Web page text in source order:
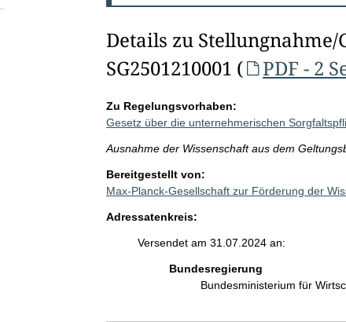
Details zu Stellungnahme/
SG2501210001 (
PDF - 2
Zu Regelungsvorhaben:
Gesetz über die unternehmerischen
Ausnahme der Wissenschaft aus dem
Bereitgestellt von:
Max-Planck-Gesellschaft zur Förderung der
Adressatenkreis:
Versendet am 31.07.2024 an:
Bundesregierung
Bundesministerium für